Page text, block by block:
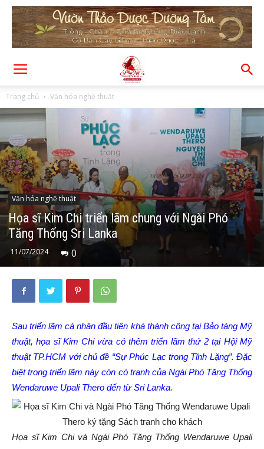
Trang chủ Văn hóa nghệ thuật
Văn hóa nghệ thuật
Họa sĩ Kim Chi triển lãm chung với Ngài Phó
Tăng Thống Sri Lanka
11/07/2024 0
Sau triển lãm cá nhân đầu tiên khá thành công tại Bảo tàng Mỹ
thuật, họa sĩ Kim Chi vừa có thêm triển lãm thứ 2 tại Hội Mỹ
thuật TP.HCM với chủ đề “Sự Phúc Lạc trong Tĩnh Lặng”. Đặc
biệt trong triển lãm này còn có tranh của Ngài Phó Tăng Thống
Wendaruwe Upali Thero đến từ Sri Lanka.
Họa sĩ Kim Chi và Ngài Phó Tăng Thống Wendaruwe Upali